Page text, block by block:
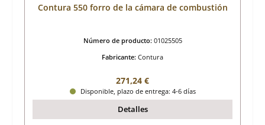
Contura 550 forro de la cámara de combustión
Número de producto: 01025505
Fabricante: Contura
Precio normal:
271,24 €
Disponible, plazo de entrega: 4-6 días
Detalles